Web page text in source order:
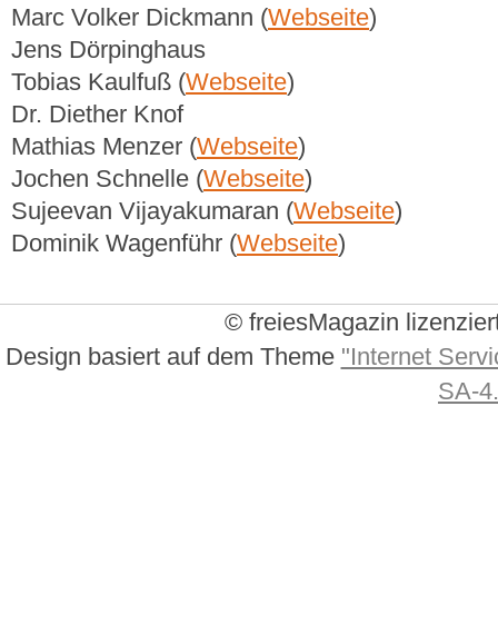
Marc Volker Dickmann (Webseite)
Jens Dörpinghaus
Tobias Kaulfuß (Webseite)
Dr. Diether Knof
Mathias Menzer (Webseite)
Jochen Schnelle (Webseite)
Sujeevan Vijayakumaran (Webseite)
Dominik Wagenführ (Webseite)
© freiesMagazin
Design basiert auf dem Theme "Internet
SA-